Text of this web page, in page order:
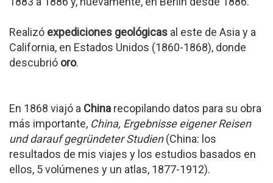
Realizó expediciones geológicas al este de Asia y a
California, en Estados Unidos (1860-1868), donde
descubrió oro.
En 1868 viajó a China recopilando datos para su obra
más importante, China, Ergebnisse eigener Reisen
und darauf gegründeter Studien(China: los
resultados de mis viajes y los estudios basados en
ellos, 5 volúmenes y un atlas, 1877-1912).